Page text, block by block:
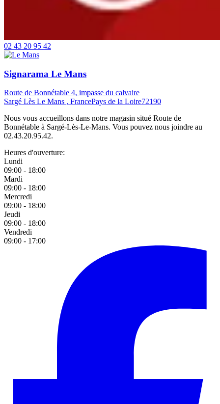
02 43 20 95 42
Signarama Le Mans
Route de Bonnétable 4, impasse du calvaire
Sargé Lès Le Mans , FrancePays de la Loire72190
Nous vous accueillons dans notre magasin situé Route de
Bonnétable à Sargé-Lès-Le-Mans. Vous pouvez nous joindre au
02.43.20.95.42.
Heures d'ouverture:
Lundi
09:00 - 18:00
Mardi
09:00 - 18:00
Mercredi
09:00 - 18:00
Jeudi
09:00 - 18:00
Vendredi
09:00 - 17:00